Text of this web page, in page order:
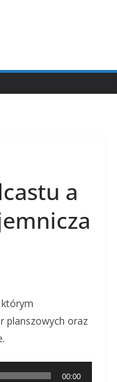
a
planszowych oraz
00:00